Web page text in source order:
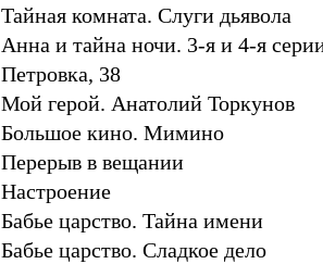
Тайная комната. Слуги дьявола
Анна и тайна ночи. 3-я и 4-я
Петровка, 38
Мой герой. Анатолий Торкунов
Большое кино. Мимино
Перерыв в вещании
Настроение
Бабье царство. Тайна имени
Бабье царство. Сладкое дело